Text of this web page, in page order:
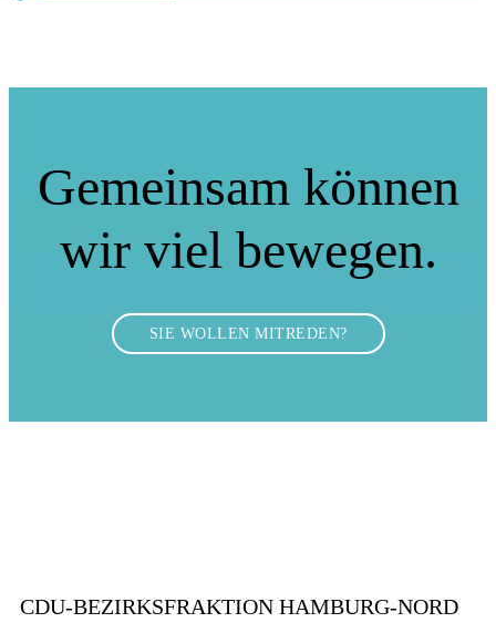
Gemeinsam können
wir viel bewegen.
SIE WOLLEN MITREDEN?
CDU-BEZIRKSFRAKTION HAMBURG-NORD